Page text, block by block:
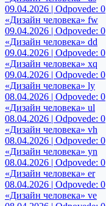
09.04.2026 | Odpovede: 0
«Дизайн человека» fw
09.04.2026 | Odpovede: 0
«Дизайн человека» dd
09.04.2026 | Odpovede: 0
«Дизайн человека» xq
09.04.2026 | Odpovede: 0
«Дизайн человека» ly
08.04.2026 | Odpovede: 0
«Дизайн человека» ul
08.04.2026 | Odpovede: 0
«Дизайн человека» vh
08.04.2026 | Odpovede: 0
«Дизайн человека» yn
08.04.2026 | Odpovede: 0
«Дизайн человека» er
08.04.2026 | Odpovede: 0
«Дизайн человека» ve